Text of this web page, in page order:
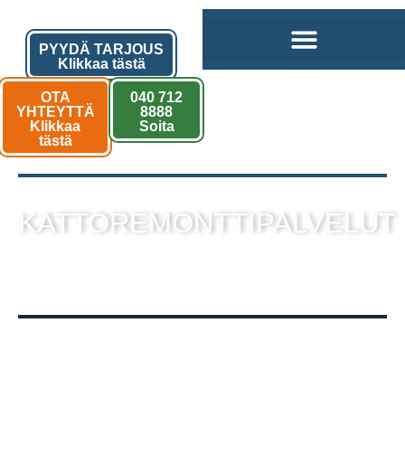
PYYDÄ TARJOUS
Klikkaa tästä
OTA
YHTEYTTÄ
Klikkaa
tästä
040 712
8888
Soita
KATTOREMONTTIPALVELUT